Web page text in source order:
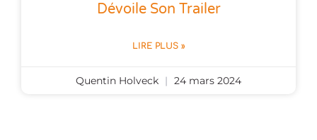
Dévoile Son Trailer
LIRE PLUS »
Quentin Holveck 24 mars 2024